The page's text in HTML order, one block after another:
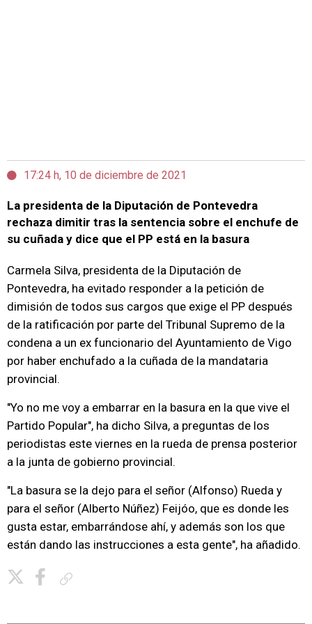
17:24 h, 10 de diciembre de 2021
La presidenta de la Diputación de Pontevedra
rechaza dimitir tras la sentencia sobre el enchufe de
su cuñada y dice que el PP está en la basura
Carmela Silva, presidenta de la Diputación de
Pontevedra, ha evitado responder a la petición de
dimisión de todos sus cargos que exige el PP después
de la ratificación por parte del Tribunal Supremo de la
condena a un ex funcionario del Ayuntamiento de Vigo
por haber enchufado a la cuñada de la mandataria
provincial.
"Yo no me voy a embarrar en la basura en la que vive el
Partido Popular", ha dicho Silva, a preguntas de los
periodistas este viernes en la rueda de prensa posterior
a la junta de gobierno provincial.
"La basura se la dejo para el señor (Alfonso) Rueda y
para el señor (Alberto Núñez) Feijóo, que es donde les
gusta estar, embarrándose ahí, y además son los que
están dando las instrucciones a esta gente", ha añadido.